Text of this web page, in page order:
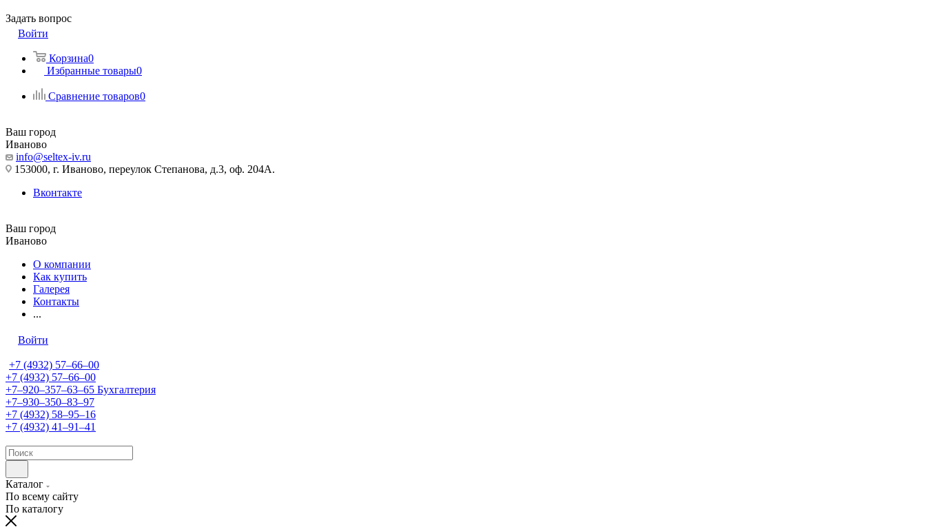
Задать вопрос
Войти
Корзина0
Избранные товары0
Сравнение товаров0
Ваш город
Иваново
info@seltex-iv.ru
153000, г. Иваново, переулок Степанова, д.3, оф. 204А.
Вконтакте
Ваш город
Иваново
О компании
Как купить
Галерея
Контакты
...
Войти
+7 (4932) 57‒66‒00
+7 (4932) 57‒66‒00
+7‒920‒357‒63‒65 Бухгалтерия
+7‒930‒350‒83‒97
+7 (4932) 58‒95‒16
+7 (4932) 41‒91‒41
Каталог
По всему сайту
По каталогу